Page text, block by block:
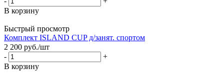
В корзину
Быстрый просмотр
Комплект ISLAND CUP д/занят. спортом
2 200 руб./шт
-
+
В корзину